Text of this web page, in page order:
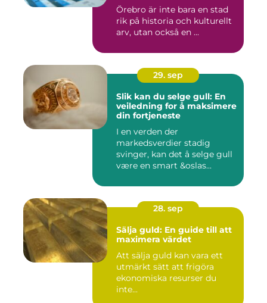
Örebro är inte bara en stad
rik på historia och kulturellt
arv, utan också en ...
29. sep
Slik kan du selge gull: En
veiledning for å maksimere
din fortjeneste
I en verden der
markedsverdier stadig
svinger, kan det å selge gull
være en smart &oslas...
28. sep
Sälja guld: En guide till att
maximera värdet
Att sälja guld kan vara ett
utmärkt sätt att frigöra
ekonomiska resurser du
inte...